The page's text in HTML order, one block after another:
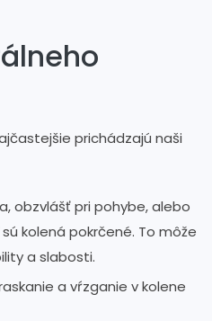
prichádzajú naši
obzvlášť pri pohybe, alebo
kolená pokrčené. To môže
a slabosti.
a vŕzganie v kolene